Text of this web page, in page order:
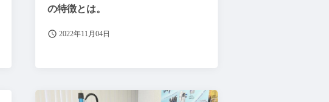
の特徴とは。
2022年11月04日